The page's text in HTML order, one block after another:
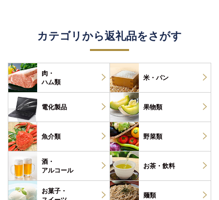
カテゴリから返礼品をさがす
肉・
ハム類
米・パン
電化製品 果物類
魚介類 野菜類
酒・
アルコール
お茶・ 飲料
お菓子・
麺類